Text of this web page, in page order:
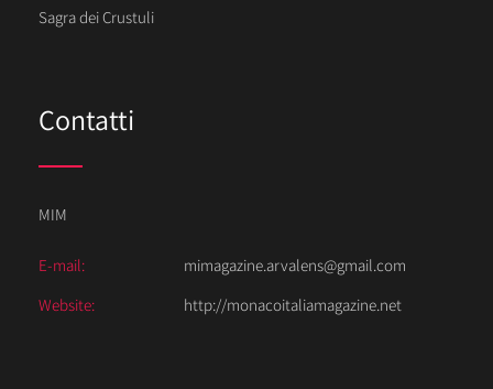
Sagra dei Crustuli
Contatti
MIM
E-mail:
mimagazine.arvalens@gmail.com
Website:
http://monacoitaliamagazine.net